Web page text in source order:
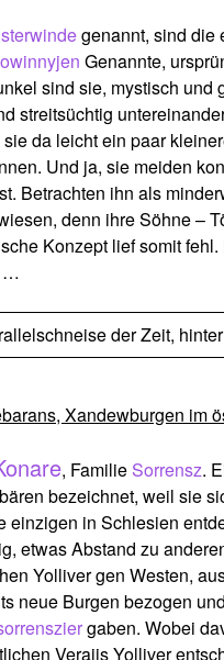
genannt, sind die
Genannte,
sind sie, mystisch
streitsüchtig
da leicht ein paar
Und ja, sie meiden
Betrachten ihn als
denn ihre Söhne –
Konzept lief somit
…
der Zeit,
Xandewburgen im
, Familie Sorrensz.
bezeichnet, weil sie
einzigen in Schlesien
etwas Abstand zu
Yolliver gen Westen,
neue Burgen bezogen
gaben. Wobei
Veraijs Yolliver